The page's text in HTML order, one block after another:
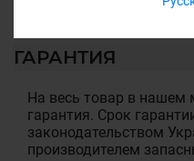
ГАРАНТИЯ
На весь товар в нашем
гарантия. Срок
законодательством
производителем